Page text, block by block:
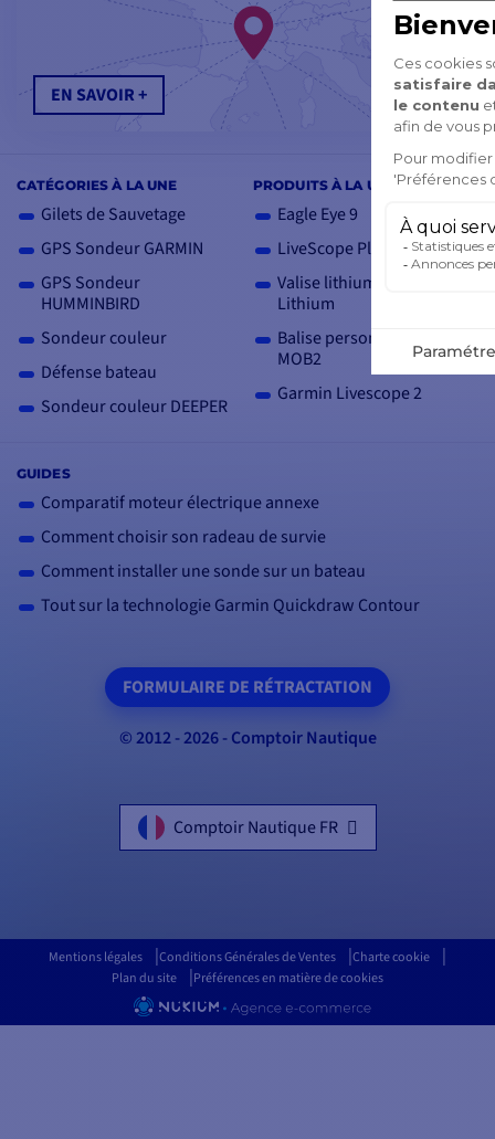
CATÉGORIES À LA UNE
Gilets de Sauvetage
GPS Sondeur GARMIN
GPS Sondeur
HUMMINBIRD
Sondeur couleur
Défense bateau
Sondeur couleur DEEPER
PRODUITS À LA UNE
Eagle Eye 9
LiveScope Plus LVS34
Valise lithium Ion 12V SH
Lithium
Balise personnelle AIS
MOB2
Garmin Livescope 2
GUIDES
Comparatif moteur électrique annexe
Comment choisir son radeau de survie
Comment installer une sonde sur un bateau
Tout sur la technologie Garmin Quickdraw Contour
EN SAVOIR +
FORMULAIRE DE RÉTRACTATION
© 2012 - 2026 - Comptoir Nautique
Comptoir Nautique FR
Mentions légales Conditions Générales de Ventes
Charte cookie
Plan du site
Préférences en matière de cookies